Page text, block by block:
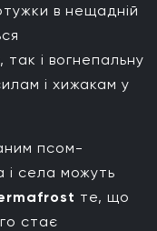
в нещадній
так і вогнепальну
і хижакам у
псом-
і села можуть
те, що
стає